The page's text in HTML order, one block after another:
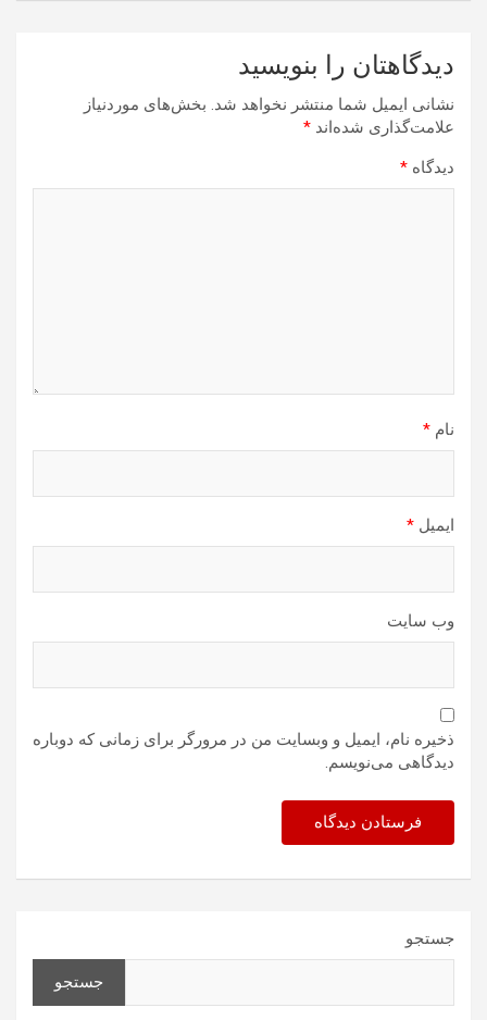
دیدگاهتان را بنویسید
نشانی ایمیل شما منتشر نخواهد شد. بخش‌های موردنیاز
علامت‌گذاری شده‌اند *
دیدگاه *
نام *
ایمیل *
وب‌ سایت
ذخیره نام، ایمیل و وبسایت من در مرورگر برای زمانی که دوباره
دیدگاهی می‌نویسم.
جستجو
جستجو